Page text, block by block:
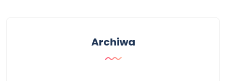
Archiwa